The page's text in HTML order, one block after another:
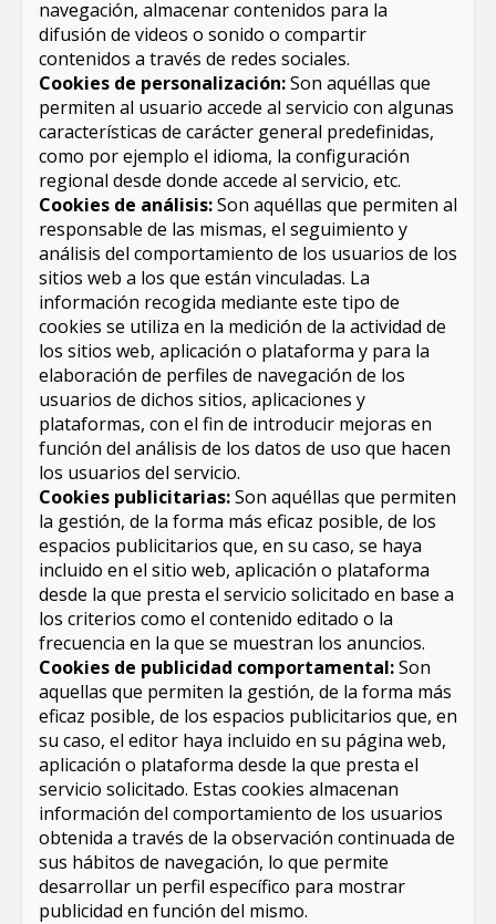
navegación, almacenar contenidos para la
difusión de videos o sonido o compartir
contenidos a través de redes sociales.
Cookies de personalización:Son aquéllas que
permiten al usuario accede al servicio con algunas
características de carácter general predefinidas,
como por ejemplo el idioma, la configuración
regional desde donde accede al servicio, etc.
Cookies de análisis:Son aquéllas que permiten al
responsable de las mismas, el seguimiento y
análisis del comportamiento de los usuarios de los
sitios web a los que están vinculadas. La
información recogida mediante este tipo de
cookies se utiliza en la medición de la actividad de
los sitios web, aplicación o plataforma y para la
elaboración de perfiles de navegación de los
usuarios de dichos sitios, aplicaciones y
plataformas, con el fin de introducir mejoras en
función del análisis de los datos de uso que hacen
los usuarios del servicio.
Cookies publicitarias:Son aquéllas que permiten
la gestión, de la forma más eficaz posible, de los
espacios publicitarios que, en su caso, se haya
incluido en el sitio web, aplicación o plataforma
desde la que presta el servicio solicitado en base a
los criterios como el contenido editado o la
frecuencia en la que se muestran los anuncios.
Cookies de publicidad comportamental:Son
aquellas que permiten la gestión, de la forma más
eficaz posible, de los espacios publicitarios que, en
su caso, el editor haya incluido en su página web,
aplicación o plataforma desde la que presta el
servicio solicitado. Estas cookies almacenan
información del comportamiento de los usuarios
obtenida a través de la observación continuada de
sus hábitos de navegación, lo que permite
desarrollar un perfil específico para mostrar
publicidad en función del mismo.